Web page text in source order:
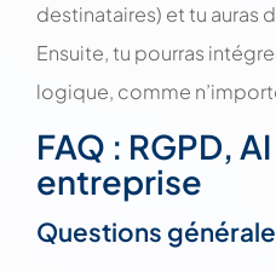
destinataires) et tu auras
Ensuite, tu pourras
logique, comme
FAQ : RGPD,
entreprise
Questions